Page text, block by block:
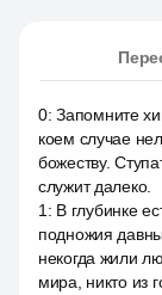
0:Запомните
коем случае
божеству.
служит далеко.
1 : В глубинке
подножия
некогда жили
мира, никто из